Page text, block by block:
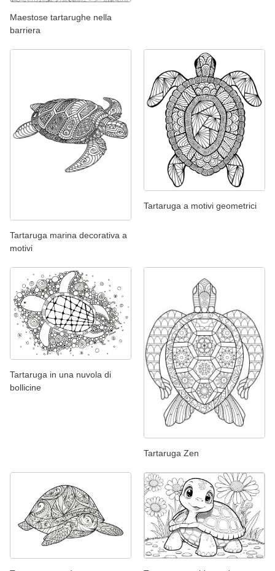
Maestose tartarughe nella
barriera
Tartaruga marina decorativa a
motivi
Tartaruga a motivi geometrici
Tartaruga in una nuvola di
bollicine
Tartaruga Zen